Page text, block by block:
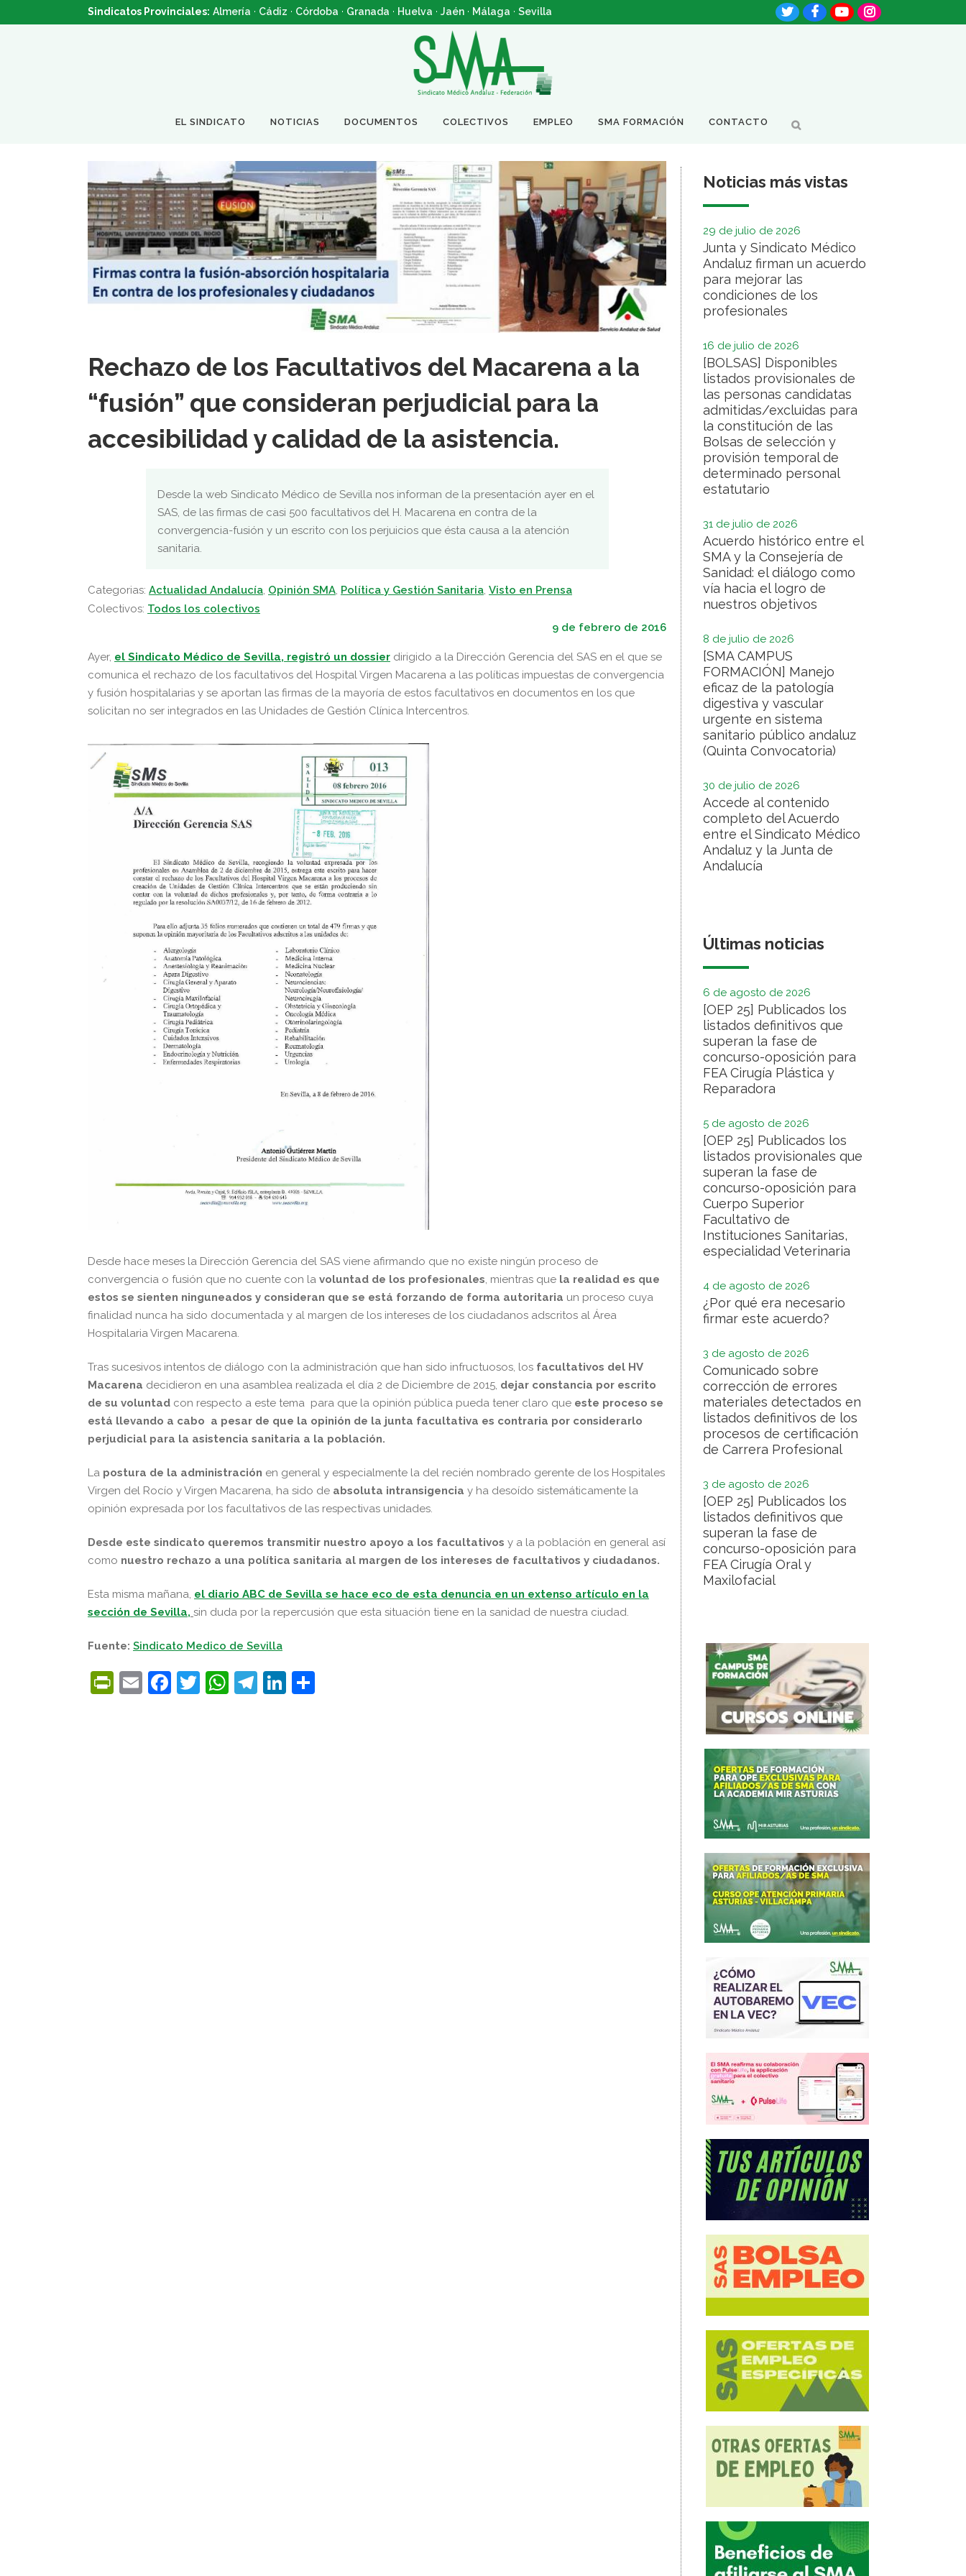
Sindicatos Provinciales: Almería · Cádiz · Córdoba · Granada · Huelva · Jaén · Málaga · Sevilla
EL SINDICATO NOTICIAS DOCUMENTOS COLECTIVOS EMPLEO SMA FORMACIÓN CONTACTO
Rechazo de los Facultativos del Macarena a la
“fusión” que consideran perjudicial para la
accesibilidad y calidad de la asistencia.
Desde la web Sindicato Médico de Sevilla nos informan de la presentación ayer en el
SAS, de las firmas de casi 500 facultativos del H. Macarena en contra de la
convergencia-fusión y un escrito con los perjuicios que ésta causa a la atención
sanitaria.
Categorias: Actualidad Andalucía, Opinión SMA, Política y Gestión Sanitaria, Visto en Prensa
Colectivos: Todos los colectivos
9 de febrero de 2016
Ayer, el Sindicato Médico de Sevilla, registró un dossier dirigido a la Dirección Gerencia del SAS en el que se
comunica el rechazo de los facultativos del Hospital Virgen Macarena a las políticas impuestas de convergencia
y fusión hospitalarias y se aportan las firmas de la mayoría de estos facultativos en documentos en los que
solicitan no ser integrados en las Unidades de Gestión Clínica Intercentros.
Desde hace meses la Dirección Gerencia del SAS viene afirmando que no existe ningún proceso de
convergencia o fusión que no cuente con la voluntad de los profesionales, mientras que la realidad es que
estos se sienten ninguneados y consideran que se está forzando de forma autoritaria un proceso cuya
finalidad nunca ha sido documentada y al margen de los intereses de los ciudadanos adscritos al Área
Hospitalaria Virgen Macarena.
Tras sucesivos intentos de diálogo con la administración que han sido infructuosos, los facultativos del HV
Macarena decidieron en una asamblea realizada el día 2 de Diciembre de 2015, dejar constancia por escrito
de su voluntad con respecto a este tema para que la opinión pública pueda tener claro que este proceso se
está llevando a cabo a pesar de que la opinión de la junta facultativa es contraria por considerarlo
perjudicial para la asistencia sanitaria a la población.
La postura de la administración en general y especialmente la del recién nombrado gerente de los Hospitales
Virgen del Rocío y Virgen Macarena, ha sido de absoluta intransigencia y ha desoído sistemáticamente la
opinión expresada por los facultativos de las respectivas unidades.
Desde este sindicato queremos transmitir nuestro apoyo a los facultativos y a la población en general así
como nuestro rechazo a una política sanitaria al margen de los intereses de facultativos y ciudadanos.
Esta misma mañana, el diario ABC de Sevilla se hace eco de esta denuncia en un extenso artículo en la
sección de Sevilla, sin duda por la repercusión que esta situación tiene en la sanidad de nuestra ciudad.
Fuente: Sindicato Medico de Sevilla
PrintFriendly
EmailFacebook
Twitter
WhatsApp
Telegram
LinkedIn
Noticias más vistas
29 de julio de 2026
Junta y Sindicato Médico
Andaluz firman un acuerdo
para mejorar las
condiciones de los
profesionales
16 de julio de 2026
[BOLSAS] Disponibles
listados provisionales de
las personas candidatas
admitidas/excluidas para
la constitución de las
Bolsas de selección y
provisión temporal de
determinado personal
estatutario
31 de julio de 2026
Acuerdo histórico entre el
SMA y la Consejería de
Sanidad: el diálogo como
vía hacia el logro de
nuestros objetivos
8 de julio de 2026
[SMA CAMPUS
FORMACIÓN] Manejo
eficaz de la patología
digestiva y vascular
urgente en sistema
sanitario público andaluz
(Quinta Convocatoria)
30 de julio de 2026
Accede al contenido
completo del Acuerdo
entre el Sindicato Médico
Andaluz y la Junta de
Andalucía
Últimas noticias
6 de agosto de 2026
[OEP 25] Publicados los
listados definitivos que
superan la fase de
concurso-oposición para
FEA Cirugía Plástica y
Reparadora
5 de agosto de 2026
[OEP 25] Publicados los
listados provisionales que
superan la fase de
concurso-oposición para
Cuerpo Superior
Facultativo de
Instituciones Sanitarias,
especialidad Veterinaria
4 de agosto de 2026
¿Por qué era necesario
firmar este acuerdo?
3 de agosto de 2026
Comunicado sobre
corrección de errores
materiales detectados en
listados definitivos de los
procesos de certificación
de Carrera Profesional
3 de agosto de 2026
[OEP 25] Publicados los
listados definitivos que
superan la fase de
concurso-oposición para
FEA Cirugía Oral y
Maxilofacial